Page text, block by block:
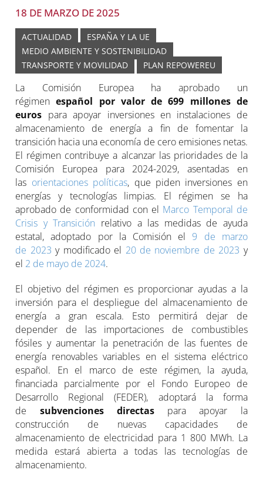
18 DE MARZO DE 2025
ACTUALIDAD
ESPAÑA Y LA UE
MEDIO AMBIENTE Y SOSTENIBILIDAD
TRANSPORTE Y MOVILIDAD
PLAN REPOWEREU
La Comisión Europea ha aprobado un
régimenespañol por valor de 699 millones de
euros para apoyar inversiones en instalaciones de
almacenamiento de energía a fin de fomentar la
transición hacia una economía de cero emisiones netas.
El régimen contribuye a alcanzar las prioridades de la
Comisión Europea para 2024-2029, asentadas en
las orientaciones políticas, que piden inversiones en
energías y tecnologías limpias. El régimen se ha
aprobado de conformidad con el Marco Temporal de
Crisis y Transición relativo a las medidas de ayuda
estatal, adoptado por la Comisión el 9 de marzo
de 2023 y modificado el 20 de noviembre de 2023 y
el 2 de mayo de 2024.
El objetivo del régimen es proporcionar ayudas a la
inversión para el despliegue del almacenamiento de
energía a gran escala. Esto permitirá dejar de
depender de las importaciones de combustibles
fósiles y aumentar la penetración de las fuentes de
energía renovables variables en el sistema eléctrico
español. En el marco de este régimen, la ayuda,
financiada parcialmente por el Fondo Europeo de
Desarrollo Regional (FEDER), adoptará la forma
de subvenciones directas para apoyar la
construcción de nuevas capacidades de
almacenamiento de electricidad para 1 800 MWh. La
medida estará abierta a todas las tecnologías de
almacenamiento.